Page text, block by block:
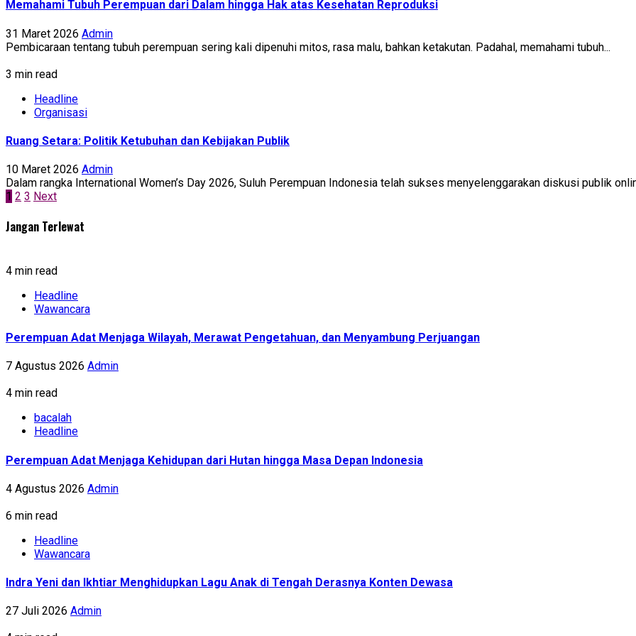
Memahami Tubuh Perempuan dari Dalam hingga Hak atas Kesehatan Reproduksi
31 Maret 2026 Admin
Pembicaraan tentang tubuh perempuan sering kali dipenuhi mitos, rasa malu, bahkan ketakutan. Padahal, memahami tubuh...
3 min read
Headline
Organisasi
Ruang Setara: Politik Ketubuhan dan Kebijakan Publik
10 Maret 2026 Admin
Dalam rangka International Women’s Day 2026, Suluh Perempuan Indonesia telah sukses menyelenggarakan diskusi publik
Paginasi
pos
1 2 3 Next
Jangan Terlewat
4 min read
Headline
Wawancara
Perempuan Adat Menjaga Wilayah, Merawat Pengetahuan, dan Menyambung Perjuangan
7 Agustus 2026 Admin
4 min read
bacalah
Headline
Perempuan Adat Menjaga Kehidupan dari Hutan hingga Masa Depan Indonesia
4 Agustus 2026 Admin
6 min read
Headline
Wawancara
Indra Yeni dan Ikhtiar Menghidupkan Lagu Anak di Tengah Derasnya Konten Dewasa
27 Juli 2026 Admin